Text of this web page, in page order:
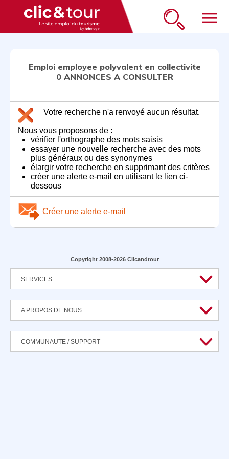
menu
Emploi employee polyvalent en collectivite
0 ANNONCES A CONSULTER
Votre recherche n'a renvoyé aucun résultat.
Nous vous proposons de :
vérifier l'orthographe des mots saisis
essayer une nouvelle recherche avec des mots
plus généraux ou des synonymes
élargir votre recherche en supprimant des critères
créer une alerte e-mail en utilisant le lien ci-
dessous
Créer une alerte e-mail
Copyright 2008-2026 Clicandtour
SERVICES
A PROPOS DE NOUS
COMMUNAUTE / SUPPORT